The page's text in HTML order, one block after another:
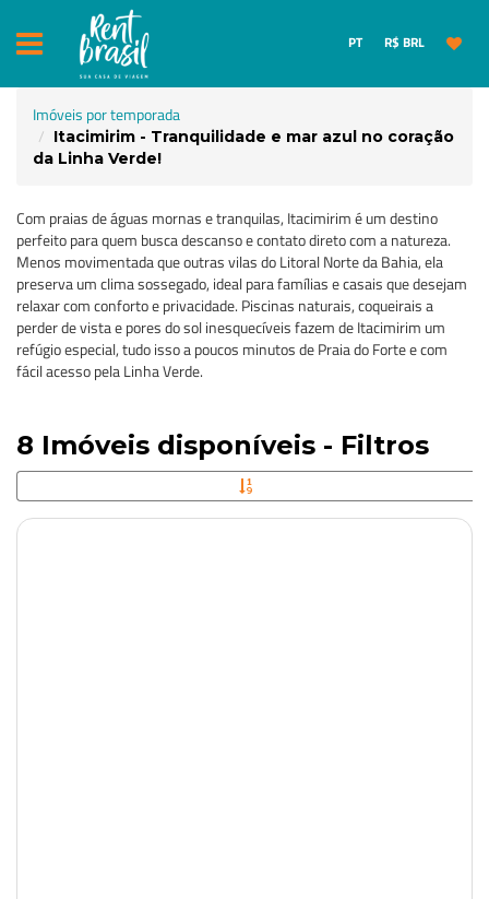
PT R$ BRL
Imóveis por temporada
Itacimirim - Tranquilidade e mar azul no coração
da Linha Verde!
Com praias de águas mornas e tranquilas, Itacimirim é um destino
perfeito para quem busca descanso e contato direto com a natureza.
Menos movimentada que outras vilas do Litoral Norte da Bahia, ela
preserva um clima sossegado, ideal para famílias e casais que desejam
relaxar com conforto e privacidade. Piscinas naturais, coqueirais a
perder de vista e pores do sol inesquecíveis fazem de Itacimirim um
refúgio especial, tudo isso a poucos minutos de Praia do Forte e com
fácil acesso pela Linha Verde.
8 Imóveis disponíveis - Filtros